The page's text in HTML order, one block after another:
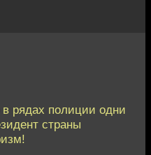
рядах полиции одни
страны